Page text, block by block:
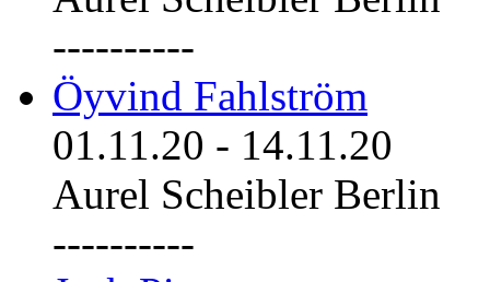
----------
Öyvind Fahlström
01.11.20 - 14.11.20
Aurel Scheibler Berlin
----------